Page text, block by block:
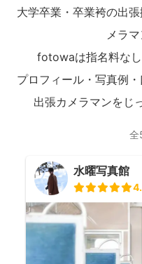
大学卒業・卒業袴の出
メラマ
fotowaは指名料なし
プロフィール・写真例
出張カメラマンをじ
全
水曜写真館